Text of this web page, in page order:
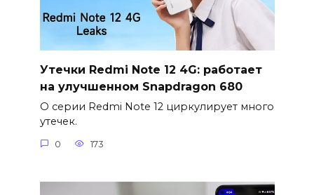
Утечки Redmi Note 12 4G: работает
на улучшенном Snapdragon 680
О серии Redmi Note 12 циркулирует много
утечек.
0 173